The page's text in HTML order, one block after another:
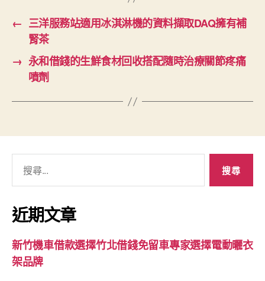
← 三洋服務站適用冰淇淋機的資料擷取DAQ擁有補
腎茶
→ 永和借錢的生鮮食材回收搭配隨時治療關節疼痛
噴劑
關
鍵
字:
近期文章
新竹機車借款選擇竹北借錢免留車專家選擇電動曬衣
架品牌